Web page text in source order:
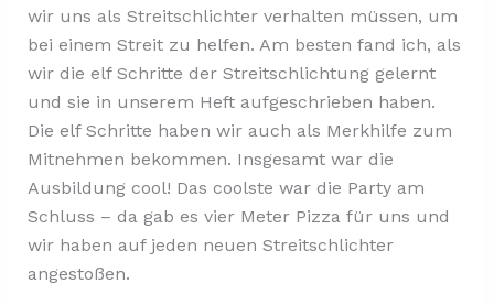
wir uns als Streitschlichter verhalten müssen, um
bei einem Streit zu helfen. Am besten fand ich, als
wir die elf Schritte der Streitschlichtung gelernt
und sie in unserem Heft aufgeschrieben haben.
Die elf Schritte haben wir auch als Merkhilfe zum
Mitnehmen bekommen. Insgesamt war die
Ausbildung cool! Das coolste war die Party am
Schluss – da gab es vier Meter Pizza für uns und
wir haben auf jeden neuen Streitschlichter
angestoßen.